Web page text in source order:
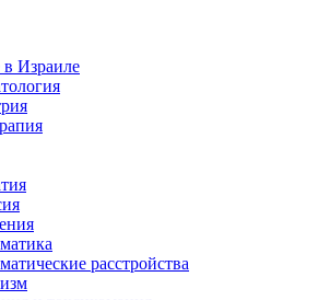
Израиле
расстройства